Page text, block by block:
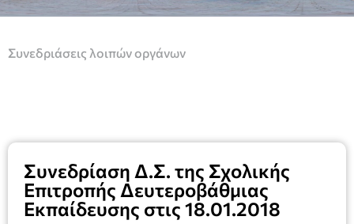
Συνεδριάσεις λοιπών οργάνων
Συνεδρίαση Δ.Σ. της Σχολικής
Επιτροπής Δευτεροβάθμιας
Εκπαίδευσης στις 18.01.2018